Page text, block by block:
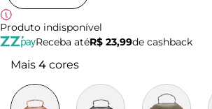
Produto indisponível
Receba atéR$ 23,99de cashback
Mais 4 cores